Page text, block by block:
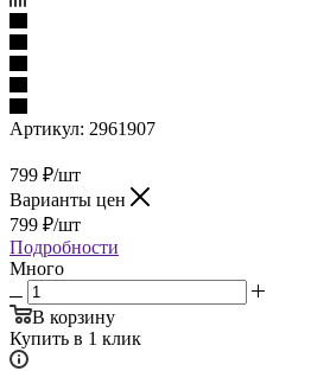
Артикул: 2961907
799 ₽/шт
Варианты цен
799 ₽/шт
Подробности
Много
В корзину
Купить в 1 клик